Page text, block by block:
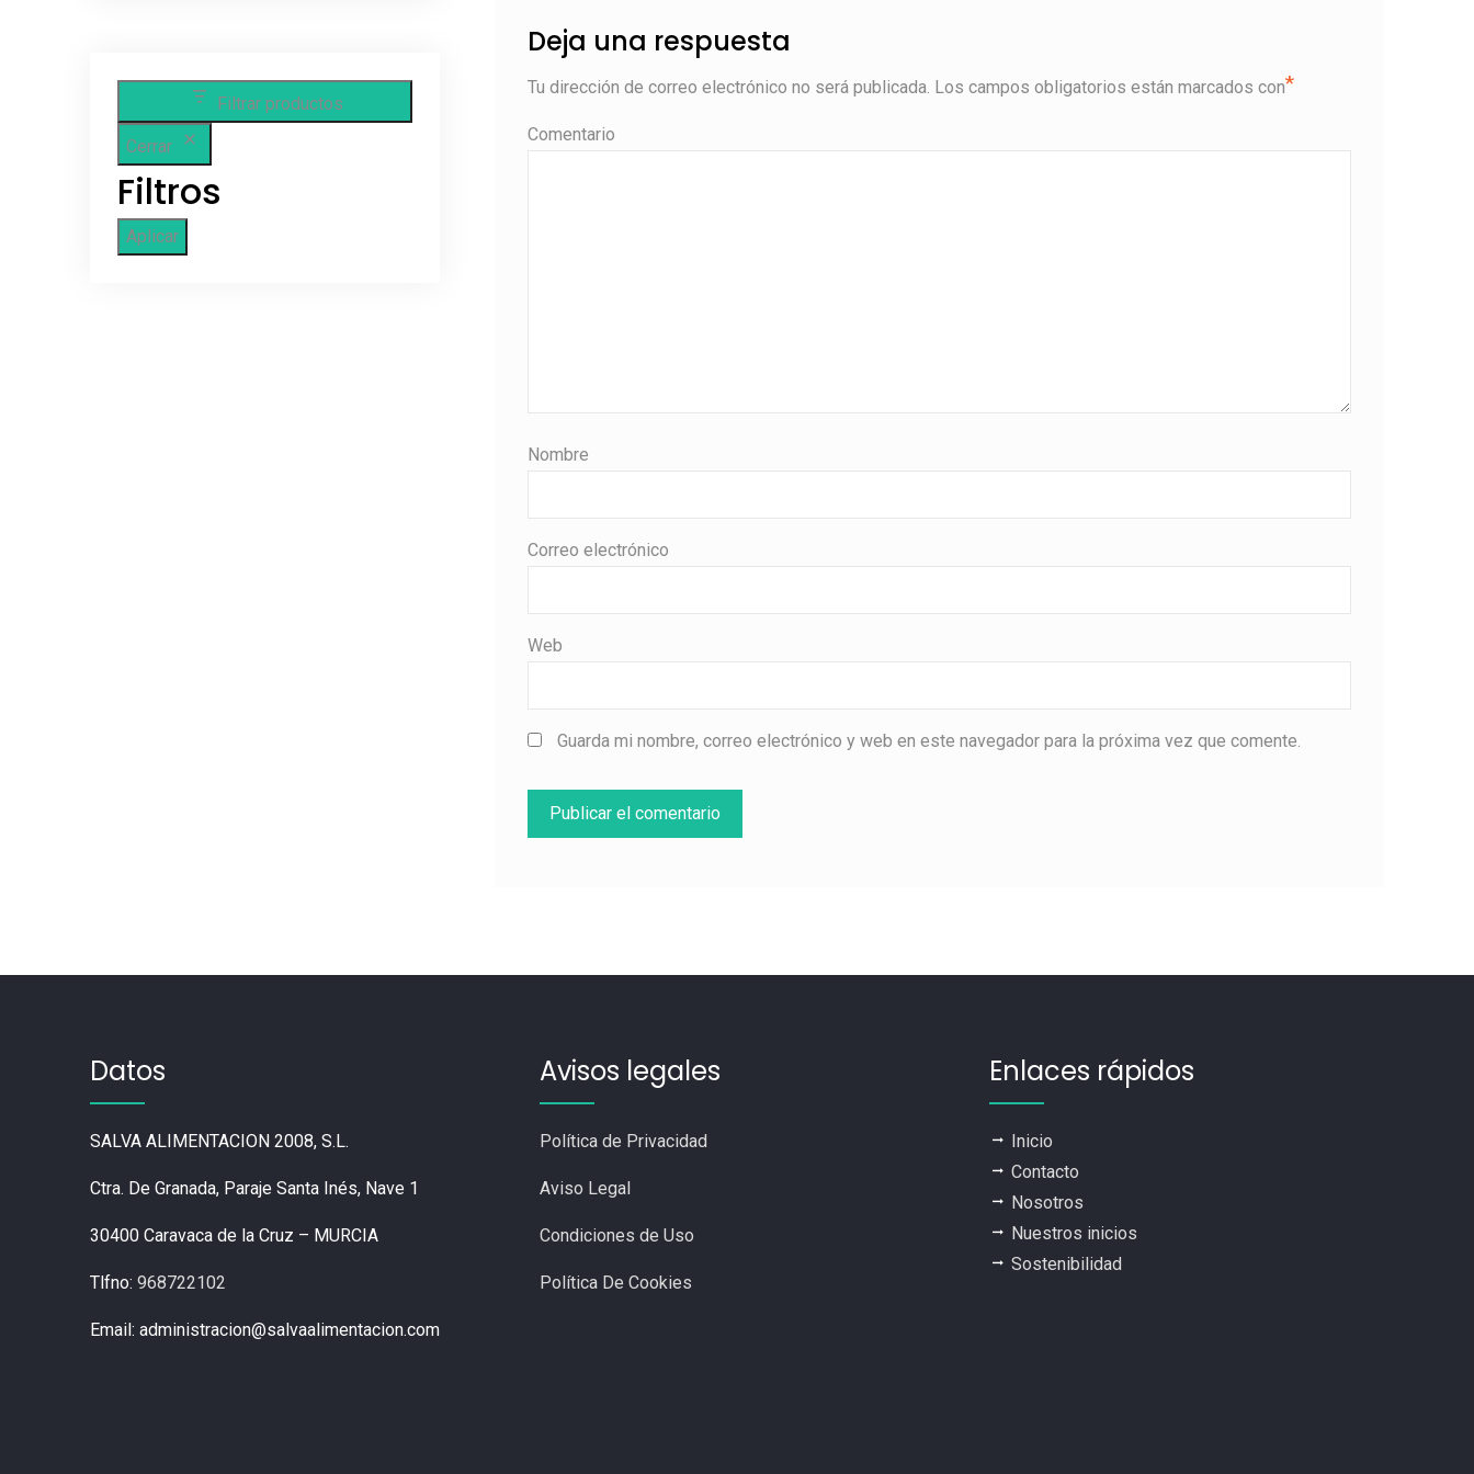
Deja una respuesta
Tu dirección de correo electrónico no será publicada. Los campos obligatorios están marcados con*
Comentario
Nombre
Correo electrónico
Web
Guarda mi nombre, correo electrónico y web en este navegador para la próxima vez que comente.
Filtrar productos
Cerrar
Filtros
Aplicar
Datos
SALVA ALIMENTACION 2008, S.L.
Ctra. De Granada, Paraje Santa Inés, Nave 1
30400 Caravaca de la Cruz – MURCIA
Tlfno: 968722102
Email: administracion@salvaalimentacion.com
Avisos legales
Política de Privacidad
Aviso Legal
Condiciones de Uso
Política De Cookies
Enlaces rápidos
Inicio
Contacto
Nosotros
Nuestros inicios
Sostenibilidad